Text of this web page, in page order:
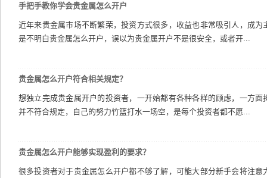
手把手教你学会贵金属怎么开户
近年来贵金属市场不断繁荣，投资方式很多，收益也非常吸引人，成
是不明白贵金属怎么开户，误以为贵金属开户不是很安全，或者开...
贵金属怎么开户符合相关规定？
想独立完成贵金属开户的投资者，一开始都有各种各样的顾虑，一方
并不符合规定，自己的努力竹篮打水一场空，是每个投资者都不愿...
贵金属怎么开户能够实现盈利的要求？
很多投资者对于贵金属怎么开户都不够了解，可能大部分新手会将注